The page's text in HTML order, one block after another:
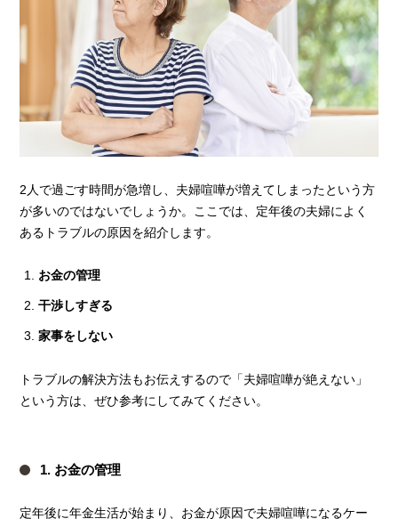
2人で過ごす時間が急増し、夫婦喧嘩が増えてしまったという方
が多いのではないでしょうか。ここでは、定年後の夫婦によく
あるトラブルの原因を紹介します。
お金の管理
干渉しすぎる
家事をしない
トラブルの解決方法もお伝えするので「夫婦喧嘩が絶えない」
という方は、ぜひ参考にしてみてください。
1. お金の管理
定年後に年金生活が始まり、お金が原因で夫婦喧嘩になるケー